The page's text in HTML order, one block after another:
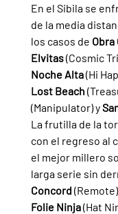
En el Sibila se
de la media
los casos de Obra
Elvitas (Cosmic
Noche Alta (Hi
Lost Beach
(Manipulator) y
La frutilla de la
con el regreso al
el mejor millero
larga serie sin
Concord
Folie Ninja (Hat